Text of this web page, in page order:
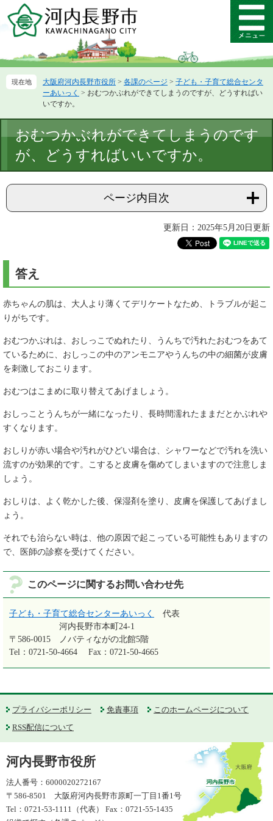
ー
先
ニ
を
本
文
メ
ニ
ー
大阪府河内長野市役所 > 各課のページ > 子ども・子育て総合センタ
ーあいっく > おむつかぶれができてしまうのですが、どうすればい
いですか。
文
おむつかぶれができてしまうのです
が、どうすればいいですか。
ページ内目次
更新日：2025年5月20日更新
答え
赤ちゃんの肌は、大人より薄くてデリケートなため、トラブルが起こ
りがちです。
おむつかぶれは、おしっこでぬれたり、うんちで汚れたおむつをあて
ているために、おしっこの中のアンモニアやうんちの中の細菌が皮膚
を刺激しておこります。
おむつはこまめに取り替えてあげましょう。
おしっことうんちが一緒になったり、長時間濡れたままだとかぶれや
すくなります。
おしりが赤い場合や汚れがひどい場合は、シャワーなどで汚れを洗い
流すのが効果的です。こすると皮膚を傷めてしまいますので注意しま
しょう。
おしりは、よく乾かした後、保湿剤を塗り、皮膚を保護してあげまし
ょう。
それでも治らない時は、他の原因で起こっている可能性もありますの
で、医師の診察を受けてください。
このページに関するお問い合わせ先
子ども・子育て総合センターあいっく 代表
〒586-0015
河内長野市本町24-1
ノバティながの北館5階
Tel：0721-50-4664
Fax：0721-50-4665
プライバシーポリシー 免責事項
このホームページについて
RSS配信について
河内長野市役所
法人番号：6000020272167
〒586-8501 大阪府河内長野市原町一丁目1番1号
Tel：0721-53-1111（代表） Fax：0721-55-1435